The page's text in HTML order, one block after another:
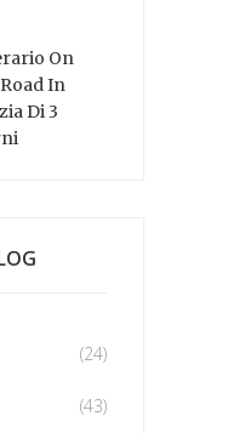
On
In
Di 3
(24)
(43)